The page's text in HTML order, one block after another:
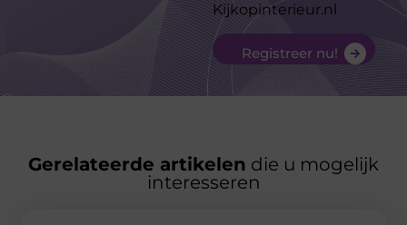
Kijkopinterieur.nl
Registreer nu!
Gerelateerde artikelen die u mogelijk
interesseren